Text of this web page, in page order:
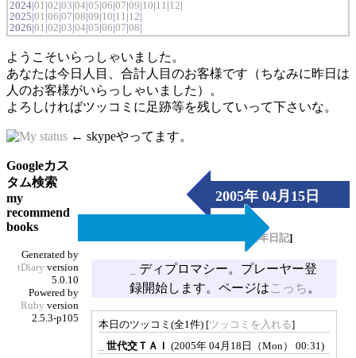
2024|01 |02|03|04|05|06|07|09|10|11 |12|
2025|01 |06|07|08|09|10|11 |12|
2026|01 |02|03|04|05|06|07|08|
ようこそいらっしゃいました。
あなたは今日人目、合計人目のお客様です（ちなみに昨日は
人のお客様がいらっしゃいました）。
よろしければツッコミに足跡等を残していって下さいな。
← skypeやってます。
2005年 04月15日
（Fri）
長年日記]
ディプロマシー。プレーヤー登
録開始します。ページはこっち 。
本日のツッコミ(全1件) [ツッコミを入れる]
世代交ＴＡＩ (2005年 04月18日（Mon） 00:31)
Googleカス
タム検索
my
recommend
books
Generated by
tDiary version
5.0.10
Powered by
Ruby version
2.5.3-p105